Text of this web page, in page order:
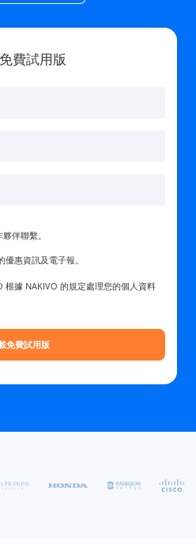
費試用版
伴聯繫。
惠資訊及電子報。
根據 NAKIVO 的規定處理您的個人資料